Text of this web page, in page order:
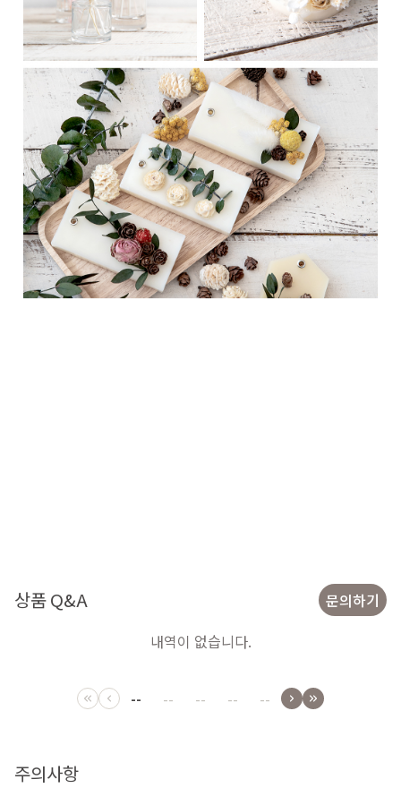
상품 Q&A
문의하기
내역이 없습니다.
-- -- -- -- --
주의사항